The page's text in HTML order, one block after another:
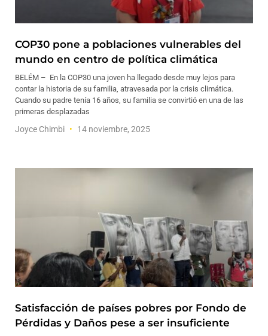
COP30 pone a poblaciones vulnerables del
mundo en centro de política climática
BELÉM – En la COP30 una joven ha llegado desde muy lejos para
contar la historia de su familia, atravesada por la crisis climática.
Cuando su padre tenía 16 años, su familia se convirtió en una de las
primeras desplazadas
Joyce Chimbi 14 noviembre, 2025
Satisfacción de países pobres por Fondo de
Pérdidas y Daños pese a ser insuficiente